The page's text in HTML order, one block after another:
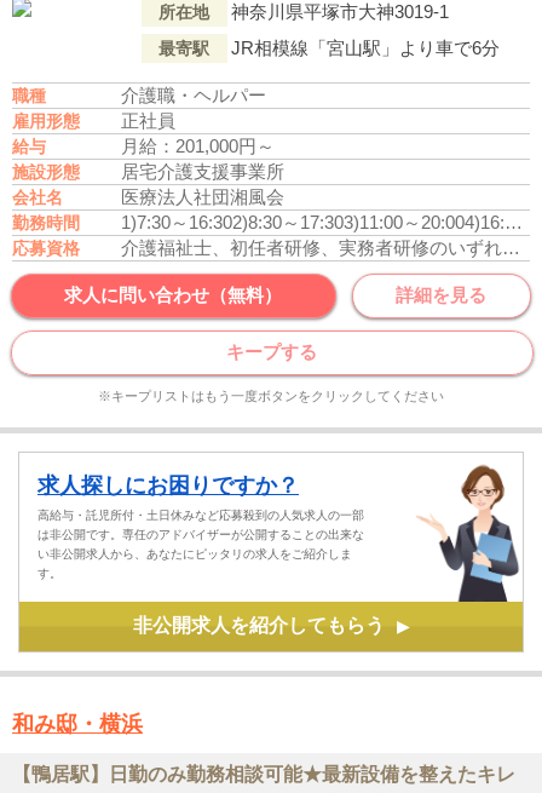
所在地 神奈川県平塚市大神3019-1
最寄駅 JR相模線「宮山駅」より車で6分
職種 介護職・ヘルパー
雇用形態 正社員
給与 月給：201,000円～
施設形態 居宅介護支援事業所
会社名 医療法人社団湘風会
勤務時間 1)7:30～16:302)8:30～17:303)11:00～20:004)16:00～9:30
応募資格 介護福祉士、初任者研修、実務者研修のいずれかの資格をお持ちの方
求人に問い合わせ（無料） 詳細を見る
キープする
※キープリストはもう一度ボタンをクリックしてください
求人探しにお困りですか？
高給与・託児所付・土日休みなど応募殺到の人気求人の一部
は非公開です。専任のアドバイザーが公開することの出来な
い非公開求人から、あなたにピッタリの求人をご紹介しま
す。
非公開求人を紹介してもらう ▶
和み邸・横浜
【鴨居駅】日勤のみ勤務相談可能★最新設備を整えたキレ